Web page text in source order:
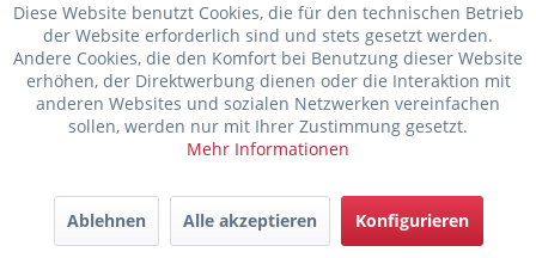
Der ECCO Terracruise LT 825773-59113 ist ein vielseitiger
Damen-Outdoor-Sneaker, der durch sein leichtes und
flexibles Design überzeugt. Das Obermaterial aus
atmungsaktivem Mesh und Synthetik sorgt für ein
angenehmes Fußklima und...
Merken
Diese Website benutzt Cookies, die für den technischen Betrieb
der Website erforderlich sind und stets gesetzt werden.
Andere Cookies, die den Komfort bei Benutzung dieser Website
erhöhen, der Direktwerbung dienen oder die Interaktion mit
anderen Websites und sozialen Netzwerken vereinfachen
sollen, werden nur mit Ihrer Zustimmung gesetzt.
Mehr Informationen
Ablehnen Alle akzeptieren Konfigurieren